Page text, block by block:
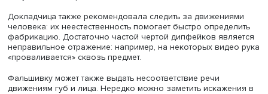
Еще одно назначение дипфейков — дезориентация в
насыщенном информационном мире, стремление
заблуждение и манипулировать общественным
используя фальшивые изображения и голоса
персон. ИИ просто подделать личность того, кто часто
выступает публично. Это создает риски для СМИ:
они могут распространить «новости» о событиях,